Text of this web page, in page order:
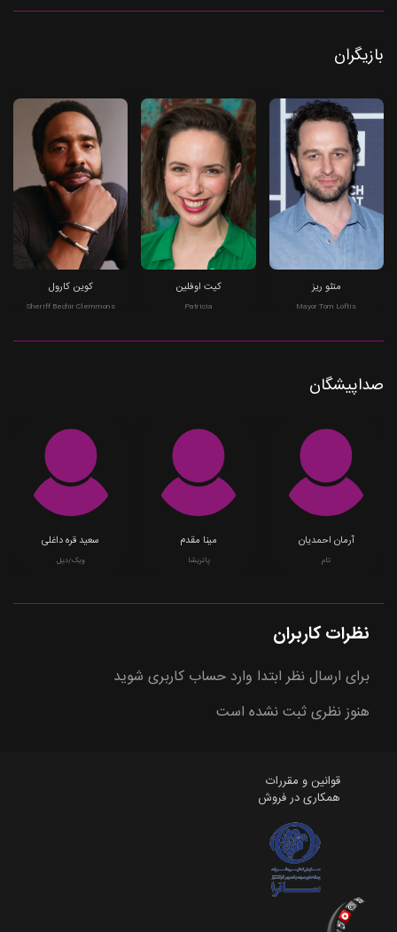
بازیگران
متئو ریز
Mayor Tom Loftis
کیت اوفلین
Patricia
کوین کارول
Sheriff Bechir Clemmons
صداپیشگان
آرمان احمدیان
تام
مینا مقدم
پاتریشا
سعید قره داغلی
ویک/دیل
نظرات کاربران
برای ارسال نظر ابتدا وارد حساب کاربری شوید
هنوز نظری ثبت نشده است
قوانین و مقررات
همکاری در فروش